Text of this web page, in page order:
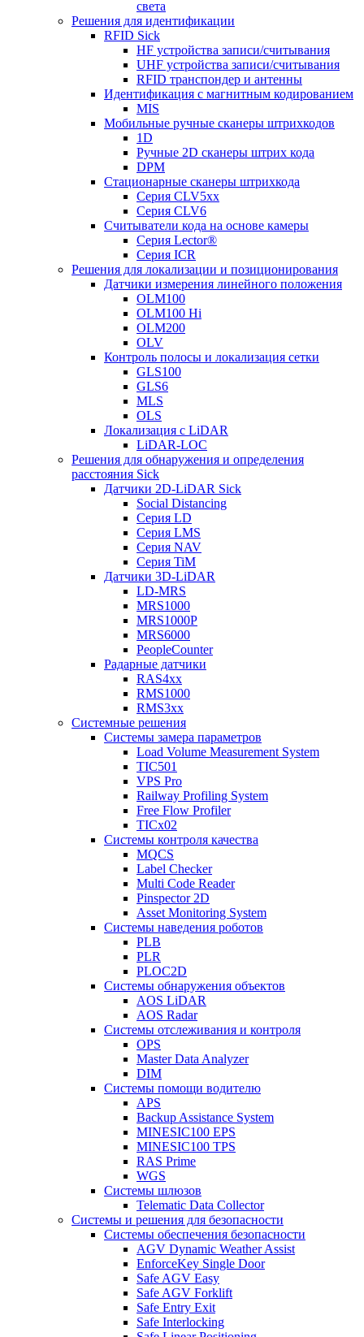
света
Решения для идентификации
RFID Sick
HF устройства записи/считывания
UHF устройства записи/считывания
RFID транспондер и антенны
Идентификация с магнитным кодированием
MIS
Мобильные ручные сканеры штрихкодов
1D
Ручные 2D сканеры штрих кода
DPM
Стационарные сканеры штрихкода
Серия CLV5xx
Серия CLV6
Считыватели кода на основе камеры
Серия Lector®
Серия ICR
Решения для локализации и позиционирования
Датчики измерения линейного положения
OLM100
OLM100 Hi
OLM200
OLV
Контроль полосы и локализация сетки
GLS100
GLS6
MLS
OLS
Локализация с LiDAR
LiDAR-LOC
Решения для обнаружения и определения
расстояния Sick
Датчики 2D-LiDAR Sick
Social Distancing
Серия LD
Серия LMS
Серия NAV
Серия TiM
Датчики 3D-LiDAR
LD-MRS
MRS1000
MRS1000P
MRS6000
PeopleCounter
Радарные датчики
RAS4xx
RMS1000
RMS3xx
Системные решения
Системы замера параметров
Load Volume Measurement System
TIC501
VPS Pro
Railway Profiling System
Free Flow Profiler
TICx02
Системы контроля качества
MQCS
Label Checker
Multi Code Reader
Pinspector 2D
Asset Monitoring System
Системы наведения роботов
PLB
PLR
PLOC2D
Системы обнаружения объектов
AOS LiDAR
AOS Radar
Системы отслеживания и контроля
OPS
Master Data Analyzer
DIM
Системы помощи водителю
APS
Backup Assistance System
MINESIC100 EPS
MINESIC100 TPS
RAS Prime
WGS
Системы шлюзов
Telematic Data Collector
Системы и решения для безопасности
Системы обеспечения безопасности
AGV Dynamic Weather Assist
EnforceKey Single Door
Safe AGV Easy
Safe AGV Forklift
Safe Entry Exit
Safe Interlocking